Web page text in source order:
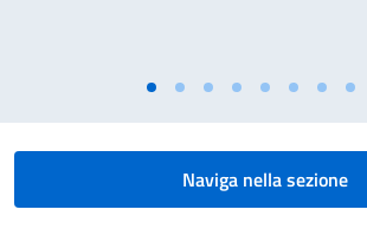
Naviga nella sezione